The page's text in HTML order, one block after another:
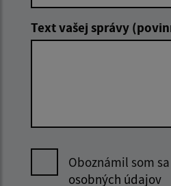
Text vašej správy
Oboznámil som
osobných údajov